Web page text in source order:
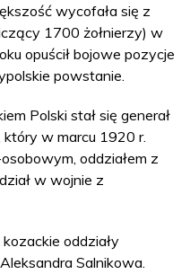
wycofała się z
1700 żołnierzy) w
opuścił bojowe pozycje
powstanie.
Polski stał się generał
który w marcu 1920 r.
oddziałem z
w wojnie z
oddziały
Salnikowa.